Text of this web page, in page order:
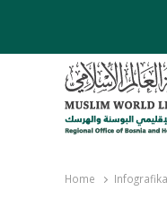
Home Infografika